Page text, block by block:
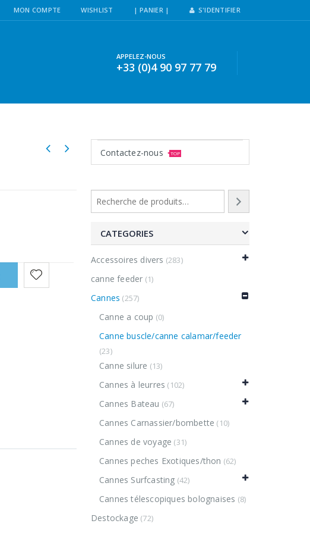
MON COMPTE WISHLIST | PANIER | S'IDENTIFIER
APPELEZ-NOUS
+33 (0)4 90 97 77 79
Contactez-nous TOP
CATEGORIES
Accessoires divers (283)
canne feeder (1)
Cannes (257)
Canne a coup (0)
Canne buscle/canne calamar/feeder
(23)
Canne silure (13)
Cannes à leurres (102)
Cannes Bateau (67)
Cannes Carnassier/bombette (10)
Cannes de voyage (31)
Cannes peches Exotiques/thon (62)
Cannes Surfcasting (42)
Cannes télescopiques bolognaises (8)
Destockage (72)